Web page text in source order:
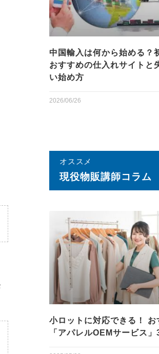
中国輸入は何から始める？
おすすめの仕入れサイトと
い始め方
2026/06/26
オススメ
現役物販講師コラム
小ロットに対応できる！ お
「アパレルOEMサービス」